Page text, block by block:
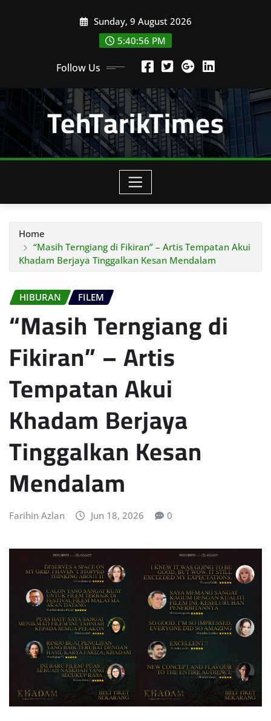
Sunday, 9 August 2026
5:40:57 PM
Follow Us
TehTarikTimes
Home
“Masih Terngiang di Fikiran” – Artis Tempatan Akui
Khadam Berjaya Tinggalkan Kesan Mendalam
HIBURAN FILEM
“Masih Terngiang di
Fikiran” – Artis
Tempatan Akui
Khadam Berjaya
Tinggalkan Kesan
Mendalam
Farihin Azlan Jun 18, 2026 0